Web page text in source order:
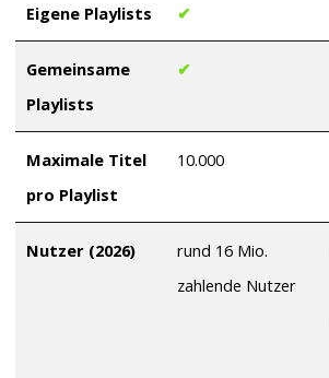
Eigene Playlists ✔
Gemeinsame
Playlists
✔
Maximale Titel
pro Playlist
10.000
Nutzer (2026)
rund 16 Mio.
zahlende Nutzer